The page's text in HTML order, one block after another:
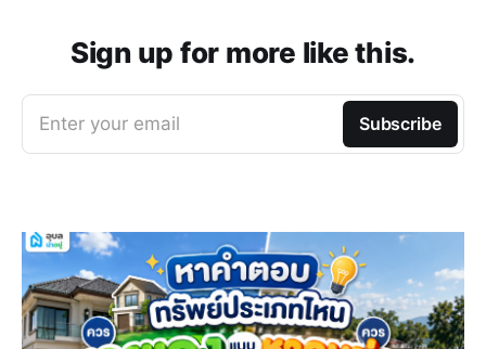
Sign up for more like this.
Enter your email Subscribe